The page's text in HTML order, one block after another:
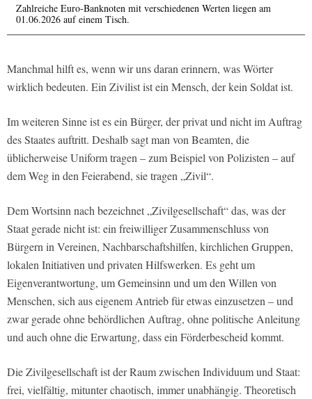
Zahlreiche Euro-Banknoten mit verschiedenen Werten liegen am
01.06.2026 auf einem Tisch.
Manchmal hilft es, wenn wir uns daran erinnern, was Wörter
wirklich bedeuten. Ein Zivilist ist ein Mensch, der kein Soldat ist.
Im weiteren Sinne ist es ein Bürger, der privat und nicht im Auftrag
des Staates auftritt. Deshalb sagt man von Beamten, die
üblicherweise Uniform tragen – zum Beispiel von Polizisten – auf
dem Weg in den Feierabend, sie tragen „Zivil“.
Dem Wortsinn nach bezeichnet „Zivilgesellschaft“ das, was der
Staat gerade nicht ist: ein freiwilliger Zusammenschluss von
Bürgern in Vereinen, Nachbarschaftshilfen, kirchlichen Gruppen,
lokalen Initiativen und privaten Hilfswerken. Es geht um
Eigenverantwortung, um Gemeinsinn und um den Willen von
Menschen, sich aus eigenem Antrieb für etwas einzusetzen – und
zwar gerade ohne behördlichen Auftrag, ohne politische Anleitung
und auch ohne die Erwartung, dass ein Förderbescheid kommt.
Die Zivilgesellschaft ist der Raum zwischen Individuum und Staat:
frei, vielfältig, mitunter chaotisch, immer unabhängig. Theoretisch